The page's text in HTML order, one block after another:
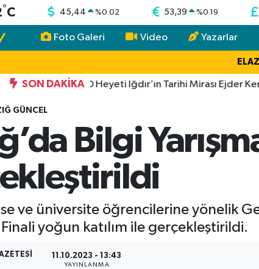
°C 45,44 %0.02 53,39 %0.19
Foto Galeri Video Yazarlar
SON DAKIKA
13:06 TİGAD Heyeti Iğdır’ın Tarihi Mirası Ejder
GÜNCEL
Bilgi
ve üniversite öğrencilerine yönelik
Finali yoğun katılım ile gerçekleştirildi.
11.10.2023 - 13:43
YAYINLANMA
ve Fikstür